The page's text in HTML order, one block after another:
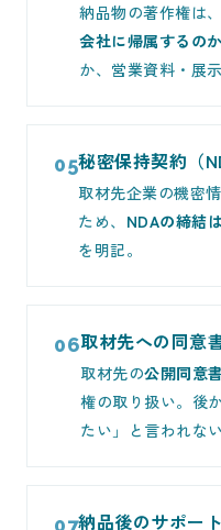
納品物の著作権は、
会社に帰属するのか
か、営業資料・展
05秘密保持契約（
取材先企業の機密
ため、 NDAの締結
を明記。
06取材先への同意
取材先の公開同意書
権の取り扱い。後
たい」と言われな
07納品後のサポー